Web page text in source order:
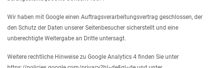
Wir haben mit Google einen Auftragsverarbeitungsvertrag geschlossen, der
den Schutz der Daten unserer Seitenbesucher sicherstellt und eine
unberechtigte Weitergabe an Dritte untersagt.
Weitere rechtliche Hinweise zu Google Analytics 4 finden Sie unter